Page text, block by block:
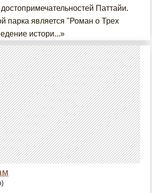
Паттайи.
парка является "Роман о Трех
истори...»